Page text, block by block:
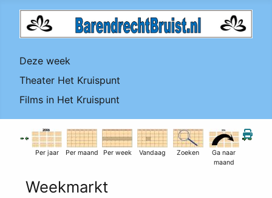
Deze week
Theater Het Kruispunt
Films in Het Kruispunt
Per jaar Per maand Per week Vandaag Zoeken
Ga naar
maand
Weekmarkt